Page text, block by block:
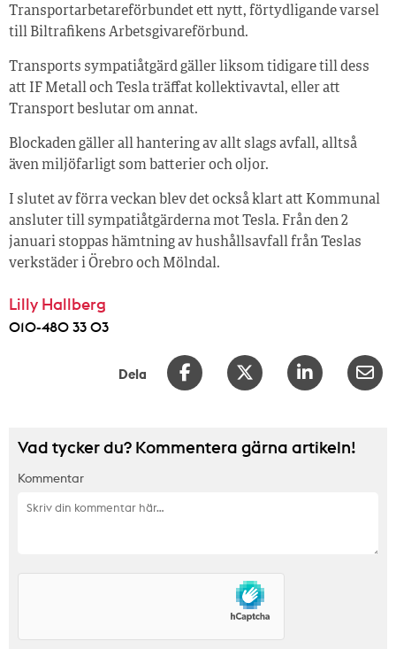
Transportarbetareförbundet ett nytt, förtydligande varsel
till Biltrafikens Arbetsgivareförbund.
Transports sympatiåtgärd gäller liksom tidigare till dess
att IF Metall och Tesla träffat kollektivavtal, eller att
Transport beslutar om annat.
Blockaden gäller all hantering av allt slags avfall, alltså
även miljöfarligt som batterier och oljor.
I slutet av förra veckan blev det också klart att Kommunal
ansluter till sympatiåtgärderna mot Tesla. Från den 2
januari stoppas hämtning av hushållsavfall från Teslas
verkstäder i Örebro och Mölndal.
Lilly Hallberg
010-480 33 03
Dela
Vad tycker du? Kommentera gärna artikeln!
Kommentar